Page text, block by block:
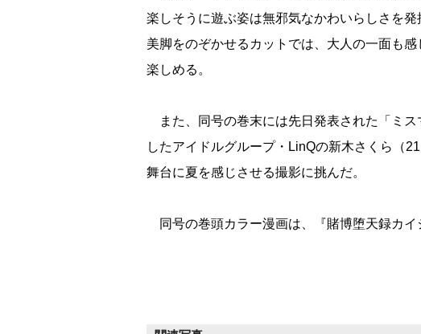
楽しそうに遊ぶ姿は無邪気なかわいらしさを
美脚をのぞかせるカットでは、大人の一面も
楽しめる。
また、同号の巻末には先日発表された「ミ
したアイドルグループ・LinQの新木さくら（
舞台に夏を感じさせる撮影に挑んだ。
同号の巻頭カラー漫画は、『賭博堕天録カイ